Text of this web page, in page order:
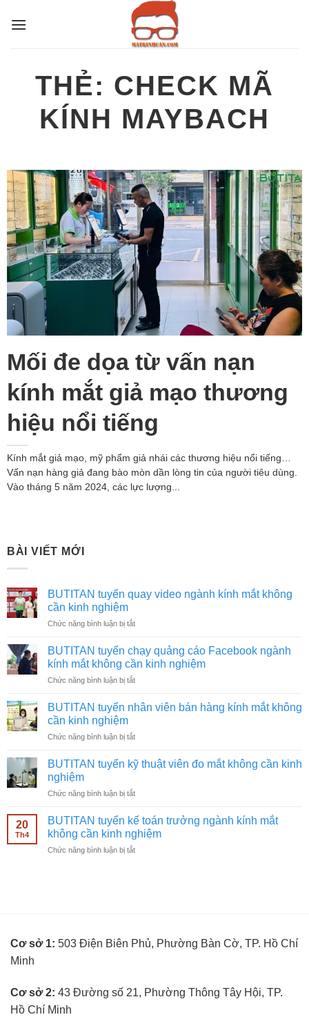
qua
THẺ: CHECK MÃ
KÍNH MAYBACH
Mối đe dọa từ vấn nạn
kính mắt giả mạo thương
hiệu nổi tiếng
Kính mắt giả mạo, mỹ phẩm giả nhái các thương hiệu nổi tiếng…
Vấn nạn hàng giả đang bào mòn dần lòng tin của người tiêu dùng.
Vào tháng 5 năm 2024, các lực lượng...
BÀI VIẾT MỚI
BUTITAN tuyển quay video ngành kính mắt không
cần kinh nghiệm
Chức năng bình luận bị tắtở
tuyển
quay
video
ngành
mắt
kinh
BUTITAN tuyển chạy quảng cáo Facebook ngành
kính mắt không cần kinh nghiệm
Chức năng bình luận bị tắtở
tuyển
cáo
ngành
không
kinh
nghiệm
BUTITAN tuyển nhân viên bán hàng kính mắt không
cần kinh nghiệm
Chức năng bình luận bị tắtở
tuyển
nhân
bán
kính
mắt
không
cần
BUTITAN tuyển kỹ thuật viên đo mắt không cần kinh
nghiệm
Chức năng bình luận bị tắtở
tuyển
kỹ
thuật
viên
20
Th4
BUTITAN tuyển kế toán trưởng ngành kính mắt
không cần kinh nghiệm
Chức năng bình luận bị tắtở
mắt
nghiệm
Cơ sở 1: 503 Điện Biên Phủ, Phường Bàn Cờ, TP. Hồ Chí
Minh
Cơ sở 2: 43 Đường số 21, Phường Thông Tây Hội, TP.
Hồ Chí Minh